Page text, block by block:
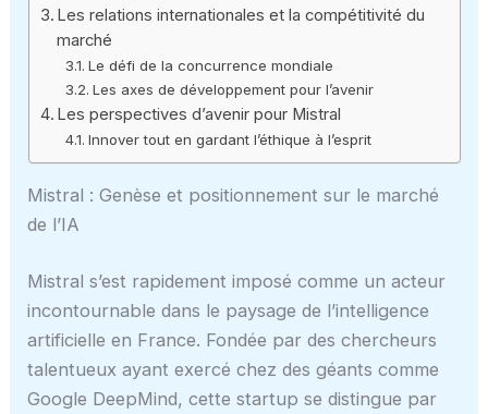
Les relations internationales et la compétitivité du
marché
Le défi de la concurrence mondiale
Les axes de développement pour l’avenir
Les perspectives d’avenir pour Mistral
Innover tout en gardant l’éthique à l’esprit
Mistral : Genèse et positionnement sur le marché
de l’IA
Mistral s’est rapidement imposé comme un acteur
incontournable dans le paysage de l’intelligence
artificielle en France. Fondée par des chercheurs
talentueux ayant exercé chez des géants comme
Google DeepMind, cette startup se distingue par